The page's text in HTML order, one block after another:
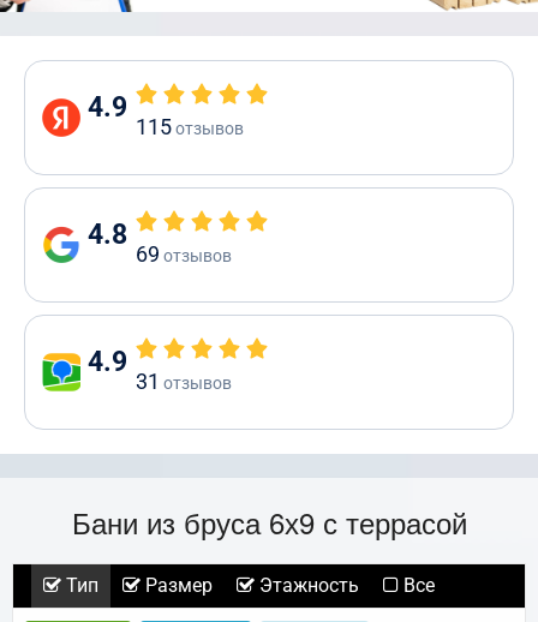
4.9
115отзывов
4.8
69 отзывов
4.9
31 отзывов
Бани из бруса 6х9 с террасой
Тип Размер Этажность Все